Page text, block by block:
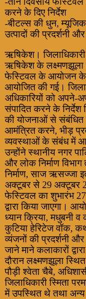
करने के दिए निर्देश
-बीटल्स की धुन,
उत्पादों की प्रदर्शनी
ऋषिकेश। जिलाधिकारी
ऋषिकेश के लक्ष्मणझूला
फेस्टिवल के आयोजन के
आयोजित की गई।
अधिकारियों को अपने-
संपादित करने के निर्देश
की योजनाओं से संबंधित
आमंत्रित करने, भीड़
व्यवस्थाओं के संबंध में
उन्होंने स्थानीय नगर
और लोक निर्माण
निर्माण, साज ऋसज्जा
अक्टूबर से 29 अक्टूबर
फेस्टिवल का शुभारंभ
द्वारा किया जाएगा।
ध्यान क्रिया, मधुबनी
कुटिया हेरिटेज वॉक,
व्यंजनों की प्रदर्शनी
जाने माने कलाकारों
दौरान लक्ष्मणझूला
पौड़ी श्वेता चैबे,
जिलाधिकारी स्मिता
में उपस्थित थे तथा